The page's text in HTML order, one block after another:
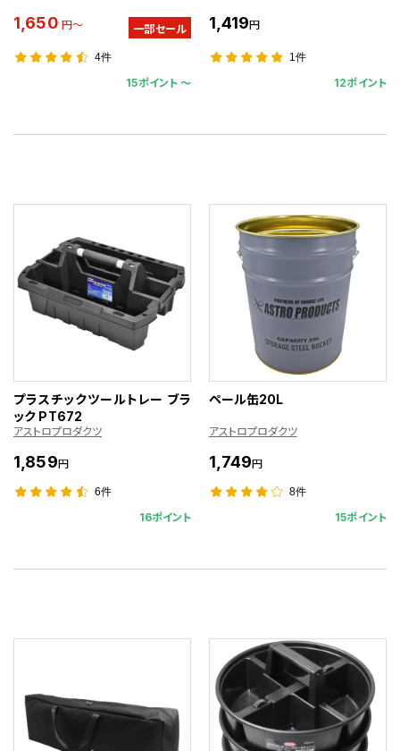
1,650 円～ 一部セール
4件
15ポイント 〜
1,419円
1件
12ポイント
プラスチックツールトレー ブラ
ック PT672
アストロプロダクツ
1,859円
6件
16ポイント
ペール缶20L
アストロプロダクツ
1,749円
8件
15ポイント